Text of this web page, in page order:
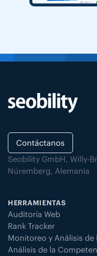
Contáctanos
Seobility GmbH, Willy-
Núremberg, Alemania
HERRAMIENTAS
Auditoría Web
Rank Tracker
Monitoreo y Análisis de
Análisis de la